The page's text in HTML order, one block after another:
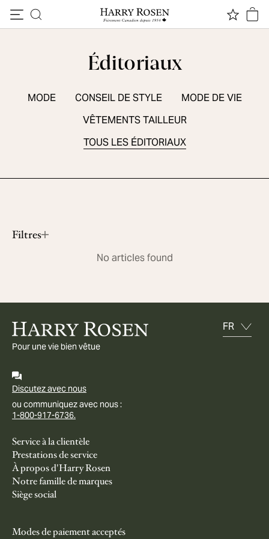
Éditoriaux
MODE CONSEIL DE STYLE
MODE DE VIE
VÊTEMENTS TAILLEUR
TOUS LES ÉDITORIAUX
Filtres
No articles found
Pour une vie bien vêtue
Discutez avec nous
ou communiquez avec nous :
1-800-917-6736.
Service à la clientèle
Prestations de service
À propos d'Harry Rosen
Notre famille de marques
Siège social
Modes de paiement acceptés